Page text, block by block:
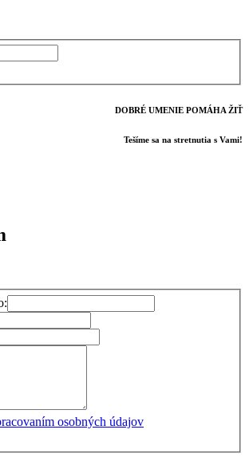
DOBRÉ UMENIE POMÁHA ŽIŤ
Tešíme sa na stretnutia s Vami!
osobných údajov